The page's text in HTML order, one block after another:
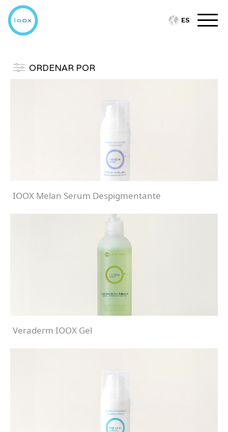
ES
ORDENAR POR
IOOX Melan Serum Despigmentante
Veraderm IOOX Gel